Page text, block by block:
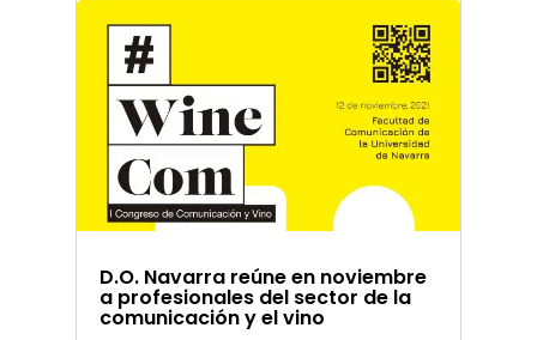
D.O. Navarra reúne en noviembre
a profesionales del sector de la
comunicación y el vino